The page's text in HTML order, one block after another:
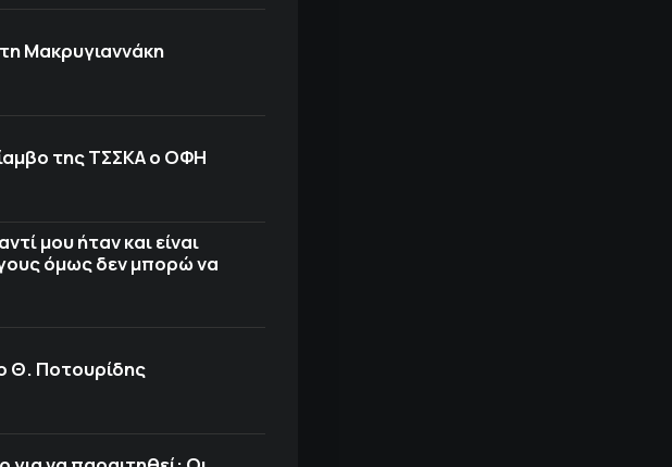
Μακρυγιαννάκη
της ΤΣΣΚΑ ο ΟΦΗ
μου ήταν και είναι
όμως δεν μπορώ να
Θ. Ποτουρίδης